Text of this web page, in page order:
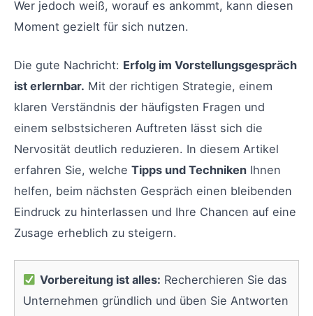
Wer jedoch weiß, worauf es ankommt, kann diesen
Moment gezielt für sich nutzen.
Die gute Nachricht: Erfolg im Vorstellungsgespräch
ist erlernbar. Mit der richtigen Strategie, einem
klaren Verständnis der häufigsten Fragen und
einem selbstsicheren Auftreten lässt sich die
Nervosität deutlich reduzieren. In diesem Artikel
erfahren Sie, welche Tipps und Techniken Ihnen
helfen, beim nächsten Gespräch einen bleibenden
Eindruck zu hinterlassen und Ihre Chancen auf eine
Zusage erheblich zu steigern.
Vorbereitung ist alles: Recherchieren Sie das
Unternehmen gründlich und üben Sie Antworten